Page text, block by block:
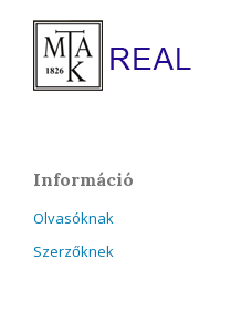
Információ
Olvasóknak
Szerzőknek